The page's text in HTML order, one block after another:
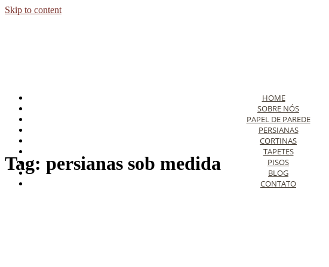
Skip to content
HOME
SOBRE NÓS
PAPEL DE PAREDE
PERSIANAS
CORTINAS
TAPETES
PISOS
BLOG
CONTATO
Tag: persianas sob medida